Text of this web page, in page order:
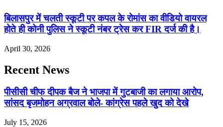
बिलासपुर में चलती स्कूटी पर कपल के रोमांस का वीडियो वायरल
होते ही कोनी पुलिस ने स्कूटी नंबर ट्रेस कर FIR दर्ज की है।
April 30, 2026
Recent News
पीसीसी चीफ दीपक बैज ने भाजपा में गुटबाजी का लगाया आरोप,
सांसद बृजमोहन अग्रवाल बोले- कांग्रेस पहले खुद को देखे
July 15, 2026